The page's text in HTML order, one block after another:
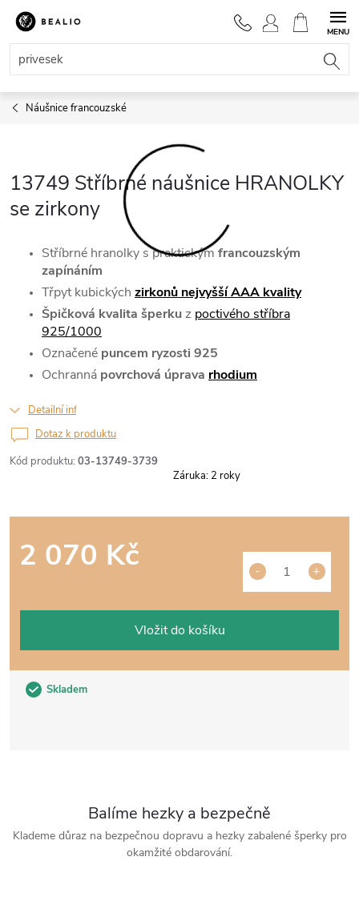
Přejít
obsah
NÁKUPNÍ
KOŠÍK
Náušnice francouzské
13749 Stříbrné náušnice HRANOLKY
se zirkony
Kód produktu: 03-13749-3739
Stříbrné hranolky s praktickým francouzským
zapínáním
Třpyt kubických zirkonů nejvyšší AAA kvality
Špičková kvalita šperkuz poctivého stříbra
925/1000
Označené puncem ryzosti 925
Ochranná povrchová úprava rhodium
Detailní informace
Skladem
2 070 Kč
Vložit do košíku
Dotaz k produktu
Záruka: 2 roky
Balíme hezky a bezpečně
Klademe důraz na bezpečnou dopravu a hezky zabalené šperky pro
okamžité obdarování.